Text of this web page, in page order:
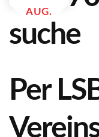
AUG.
Per